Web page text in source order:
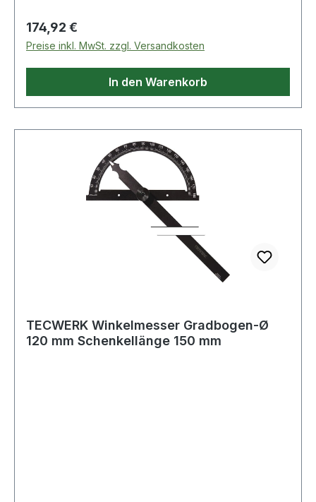
Regulärer Preis:
174,92 €
Preise inkl. MwSt. zzgl. Versandkosten
In den Warenkorb
TECWERK Winkelmesser Gradbogen-Ø
120 mm Schenkellänge 150 mm